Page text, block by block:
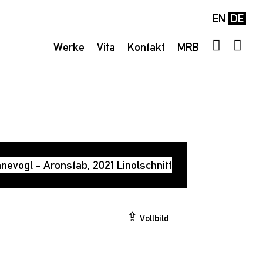
EN DE
Werke Vita Kontakt MRB
⇪ Vollbild